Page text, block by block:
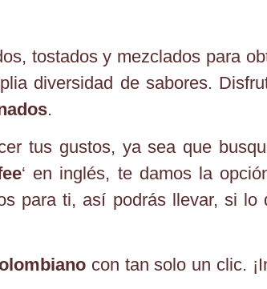
tostados y mezclados para
diversidad de sabores.
.
tus gustos, ya sea que
‘ en inglés, te damos la
para ti, así podrás llevar, si lo
con tan solo un clic.